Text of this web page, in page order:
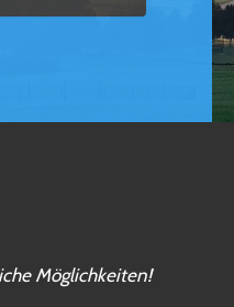
Möglichkeiten!